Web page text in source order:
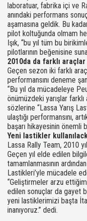
laboratuar, fabrika içi ve
anındaki performans
aşamasına geldik. Bu
pilot koltuğunda olmam
Işık, “bu yıl tüm bu
pilotlarının beğenisine
2010da da farklı
Geçen sezon iki farklı
performansını deneme
“Bu yıl da mücadeleye
önümüzdeki yarışlar
sözlerine “Lassa Yarış
ulaştığı performansını,
başarı hikayesinin
Yeni lastikler
Lassa Rally Team, 2010
Geçen yıl elde edilen
tamamlanmasının
Lastikleri’yle mücadele
“Geliştirmeler arzu
edilen sonuçlar da gayet
yeni lastiklerimizi başta
inanıyoruz.” dedi.